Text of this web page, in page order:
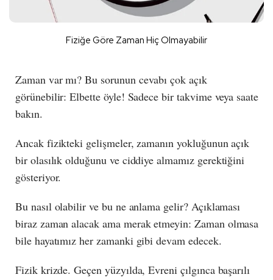
Fiziğe Göre Zaman Hiç Olmayabilir
Zaman var mı? Bu sorunun cevabı çok açık
görünebilir: Elbette öyle! Sadece bir takvime veya saate
bakın.
Ancak fizikteki gelişmeler, zamanın yokluğunun açık
bir olasılık olduğunu ve ciddiye almamız gerektiğini
gösteriyor.
Bu nasıl olabilir ve bu ne anlama gelir? Açıklaması
biraz zaman alacak ama merak etmeyin: Zaman olmasa
bile hayatımız her zamanki gibi devam edecek.
Fizik krizde. Geçen yüzyılda, Evreni çılgınca başarılı